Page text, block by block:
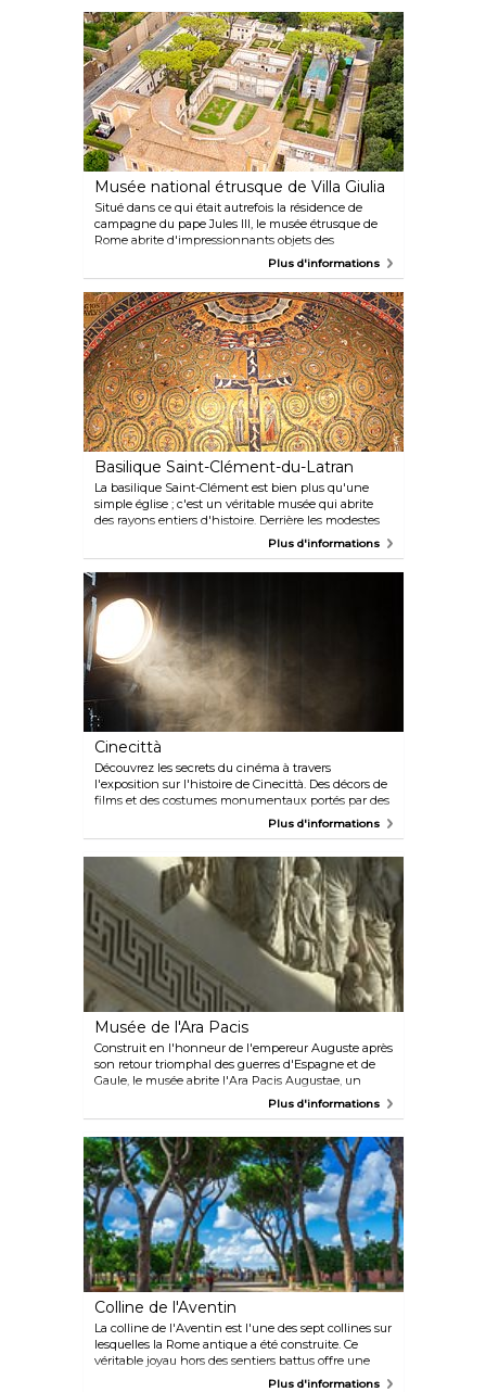
d'éléments naturels, tels que des oiseaux, des
palmiers et des plantes, ainsi que son dôme et son
design inhabituel en font le cadre idéal pour les
couples souhaitant échanger leurs vœux de
mariage.
Musée national étrusque de Villa Giulia
Situé dans ce qui était autrefois la résidence de
campagne du pape Jules III, le musée étrusque de
Rome abrite d'impressionnants objets des
mystérieux trésors étrusques et préromains. Le
une femme couchés sur son couvercle, en est le
chef-d'œuvre et un véritable exemple d'art du VIe
siècle avant notre ère.
Plus d'informations
Basilique Saint-Clément-du-Latran
La basilique Saint-Clément est bien plus qu'une
simple église ; c'est un véritable musée qui abrite
des rayons entiers d'histoire. Derrière les modestes
portes de cette église du XIIe siècle se trouvent les
siècle, les vestiges d'une villa romaine du 1er siècle
et de magnifiques mosaïques byzantines ornant
magnifiquement le plafond.
Plus d'informations
Cinecittà
Découvrez les secrets du cinéma à travers
l'exposition sur l'histoire de Cinecittà. Des décors de
films et des costumes monumentaux portés par des
stars comme Sophia Loren et Alberto Sordi
fascineront les visiteurs à l'intérieur de cette usine à
restaurant, décoré comme un studio de cinéma, et
une librairie immergée dans un grand parc
verdoyant.
Plus d'informations
Musée de l'Ara Pacis
Construit en l'honneur de l'empereur Auguste après
son retour triomphal des guerres d'Espagne et de
Gaule, le musée abrite l'Ara Pacis Augustae, un
ancien autel dédié à Pax, la déesse romaine de la
de l'Ara Pacis, offrant un aperçu de l'art et du
symbolisme romains anciens.
Plus d'informations
Colline de l'Aventin
La colline de l'Aventin est l'une des sept collines sur
lesquelles la Rome antique a été construite. Ce
véritable joyau hors des sentiers battus offre une
vue magnifique sur la ville et mène à de fabuleuses
Plus d'informations